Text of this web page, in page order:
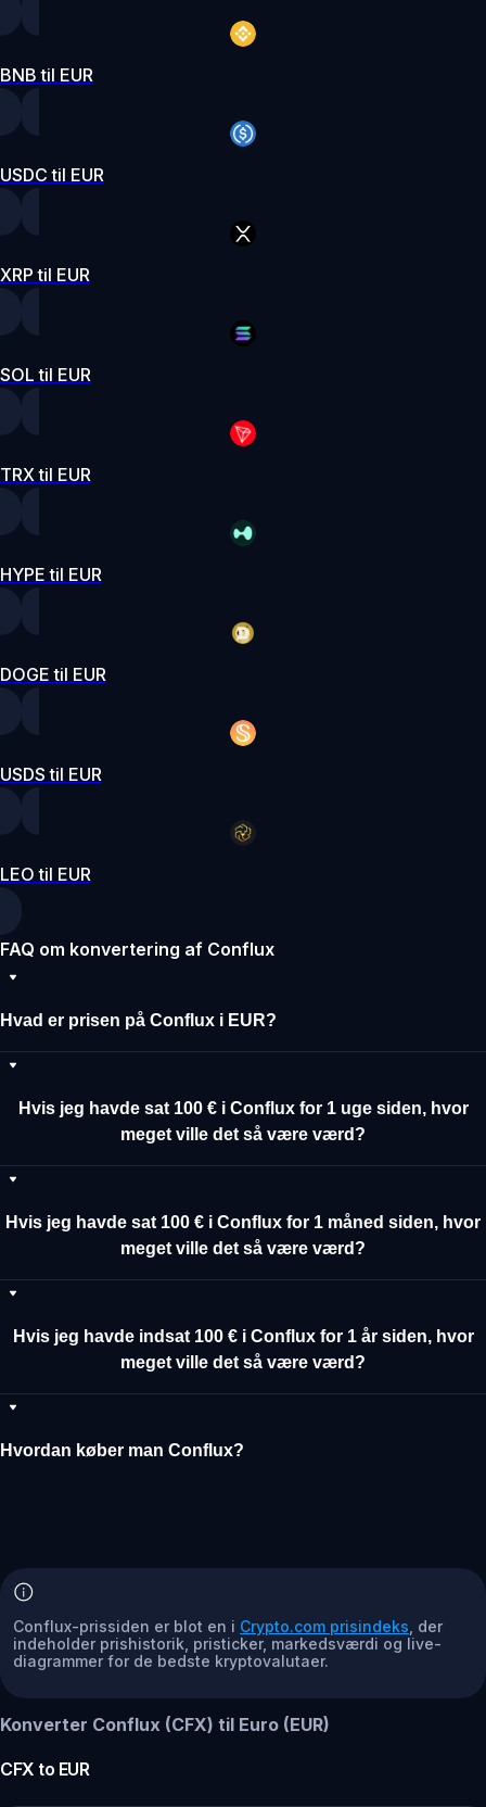
BNB til EUR
USDC til EUR
XRP til EUR
SOL til EUR
TRX til EUR
HYPE til EUR
DOGE til EUR
USDS til EUR
LEO til EUR
FAQ om konvertering af Conflux
Hvad er prisen på Conflux i EUR?
Hvis jeg havde sat 100 € i Conflux for 1 uge siden, hvor
meget ville det så være værd?
Hvis jeg havde sat 100 € i Conflux for 1 måned siden, hvor
meget ville det så være værd?
Hvis jeg havde indsat 100 € i Conflux for 1 år siden, hvor
meget ville det så være værd?
Hvordan køber man Conflux?
Conflux-prissiden er blot en i Crypto.com prisindeks , der
indeholder prishistorik, pristicker, markedsværdi og live-
diagrammer for de bedste kryptovalutaer.
Konverter Conflux (CFX) til Euro (EUR)
CFX to EUR